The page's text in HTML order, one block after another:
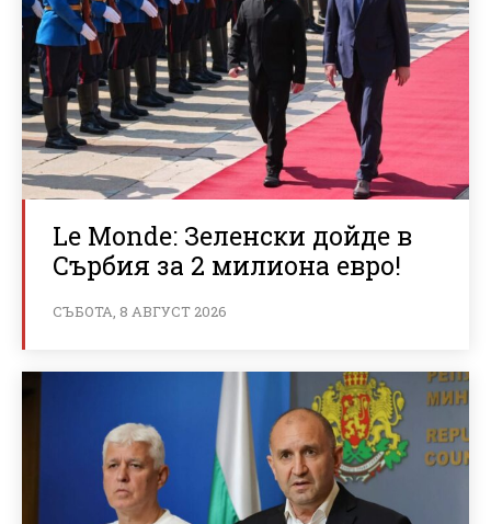
Le Monde: Зеленски дойде в
Сърбия за 2 милиона евро!
СЪБОТА, 8 АВГУСТ 2026